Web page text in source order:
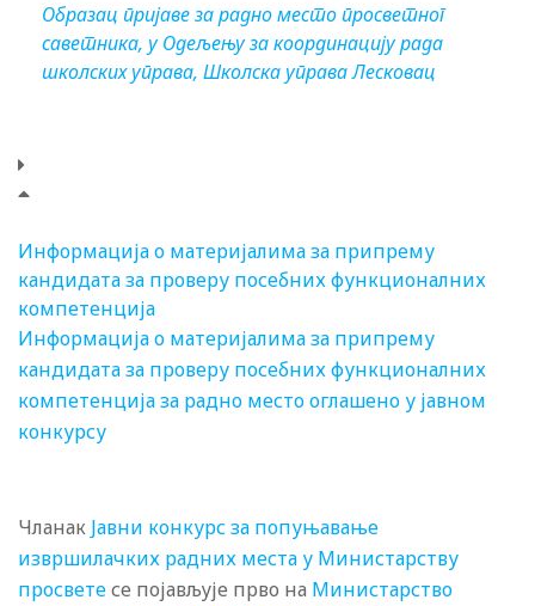
Образац пријаве за радно место просветног
саветника, у Одељењу за координацију рада
школских управа, Школска управа Лесковац
Информација о материјалима за припрему
кандидата за проверу посебних функционалних
компетенција
Информација о материјалима за припрему
кандидата за проверу посебних функционалних
компетенција за радно место оглашено у јавном
конкурсу
Чланак Јавни конкурс за попуњавање
извршилачких радних места у Министарству
просветесе појављује прво на Министарство